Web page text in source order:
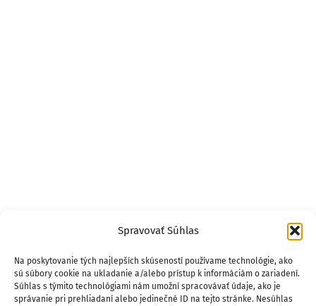
Spravovať Súhlas
Na poskytovanie tých najlepších skúseností používame technológie, ako
sú súbory cookie na ukladanie a/alebo prístup k informáciám o zariadení.
Súhlas s týmito technológiami nám umožní spracovávať údaje, ako je
správanie pri prehliadaní alebo jedinečné ID na tejto stránke. Nesúhlas